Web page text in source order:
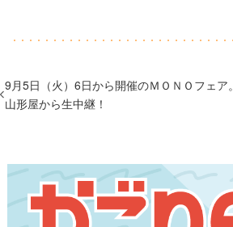
9月5日（火）6日から開催のＭＯＮＯフェア。
山形屋から生中継！